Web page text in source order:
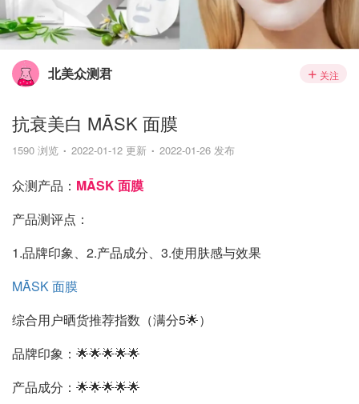
北美众测君 关注
抗衰美白 MĀSK 面膜
1590 浏览 2022-01-12 更新 2022-01-26 发布
众测产品： MĀSK 面膜
产品测评点：
1.品牌印象、2.产品成分、3.使用肤感与效果
MĀSK 面膜
综合用户晒货推荐指数（满分5🌟）
品牌印象：🌟🌟🌟🌟🌟
产品成分：🌟🌟🌟🌟🌟